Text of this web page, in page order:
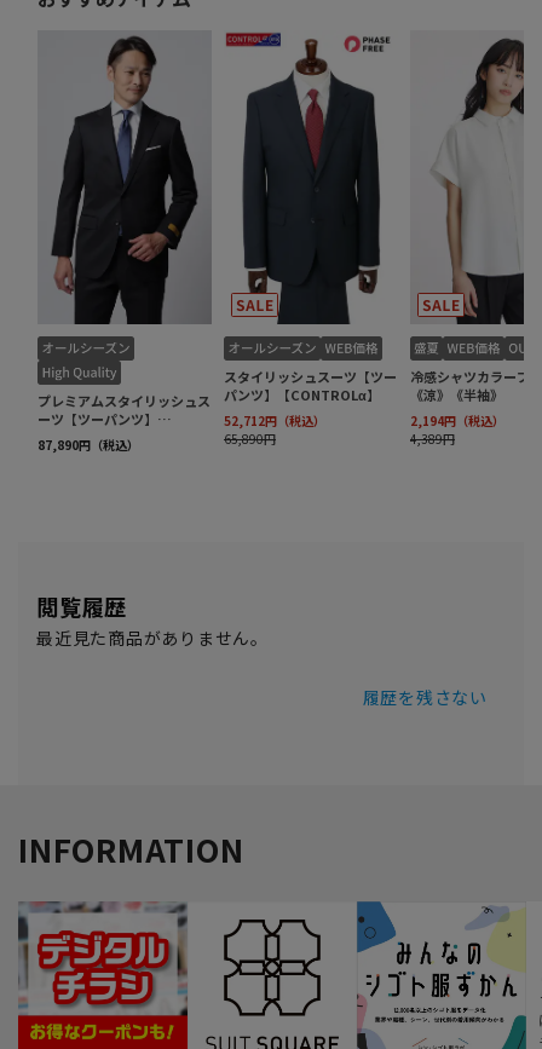
閲覧履歴
最近見た商品がありません。
履歴を残さない
INFORMATION